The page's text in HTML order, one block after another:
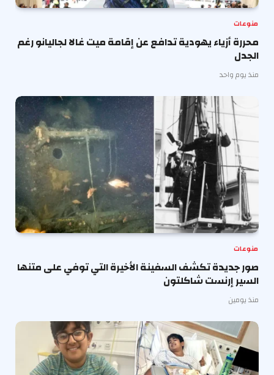
منوعات
محررة أزياء يهودية تدافع عن إقامة ميت غالا لجاليانو رغم
الجدل
منذ يوم واحد
منوعات
صور جديدة تكشف السفينة الأخيرة التي توفي على متنها
السير إرنست شاكلتون
منذ يومين